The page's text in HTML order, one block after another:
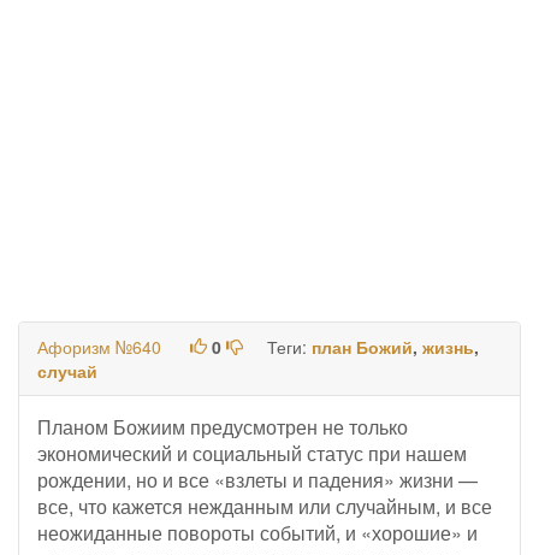
Афоризм №640 0 Теги: план Божий, жизнь,
случай
Планом Божиим предусмотрен не только
экономический и социальный статус при нашем
рождении, но и все «взлеты и падения» жизни —
все, что кажется нежданным или случайным, и все
неожиданные повороты событий, и «хорошие» и